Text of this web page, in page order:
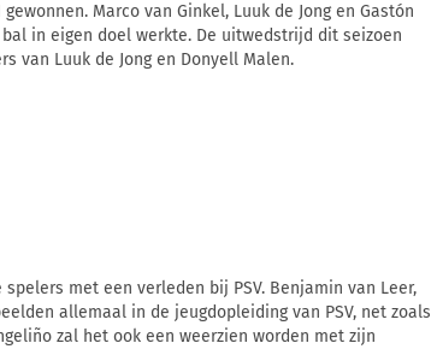
Marco van Ginkel, Luuk de Jong en Gastón
in eigen doel werkte. De uitwedstrijd dit seizoen
van Luuk de Jong en Donyell Malen.
met een verleden bij PSV. Benjamin van Leer,
allemaal in de jeugdopleiding van PSV, net zoals
zal het ook een weerzien worden met zijn